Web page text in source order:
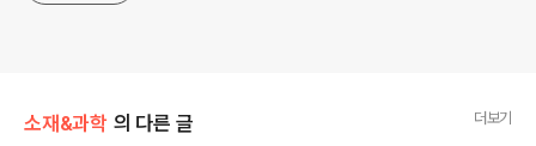
소재&과학 의 다른 글 더보기